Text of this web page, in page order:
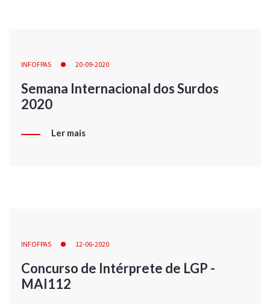
INFOFPAS 20-09-2020
Semana Internacional dos Surdos
2020
Ler mais
INFOFPAS 12-06-2020
Concurso de Intérprete de LGP -
MAI112